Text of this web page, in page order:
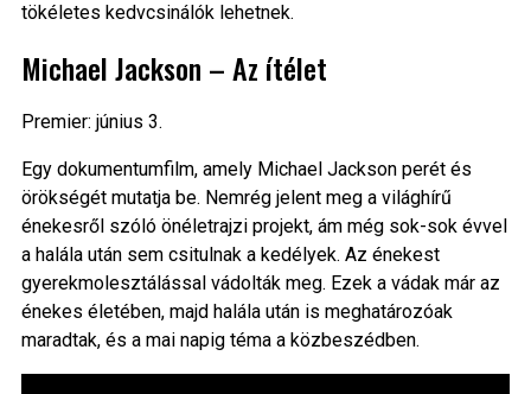
tökéletes kedvcsinálók lehetnek.
Michael Jackson – Az ítélet
Premier: június 3.
Egy dokumentumfilm, amely Michael Jackson perét és
örökségét mutatja be. Nemrég jelent meg a világhírű
énekesről szóló önéletrajzi projekt, ám még sok-sok évvel
a halála után sem csitulnak a kedélyek. Az énekest
gyerekmolesztálással vádolták meg. Ezek a vádak már az
énekes életében, majd halála után is meghatározóak
maradtak, és a mai napig téma a közbeszédben.